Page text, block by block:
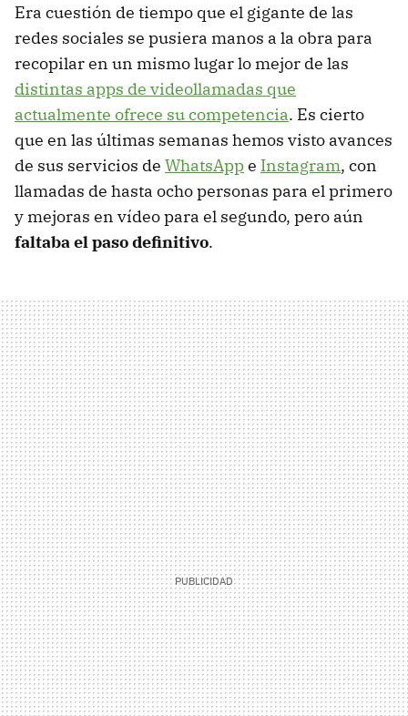
Era cuestión de tiempo que el gigante de las
redes sociales se pusiera manos a la obra para
recopilar en un mismo lugar lo mejor de las
distintas apps de videollamadas que
actualmente ofrece su competencia. Es cierto
que en las últimas semanas hemos visto avances
de sus servicios de WhatsAppe Instagram, con
llamadas de hasta ocho personas para el primero
y mejoras en vídeo para el segundo, pero aún
faltaba el paso definitivo.